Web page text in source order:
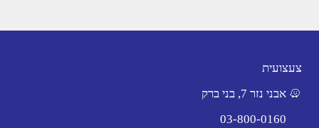
צעצועית
אבני נזר 7, בני ברק
03-800-0160